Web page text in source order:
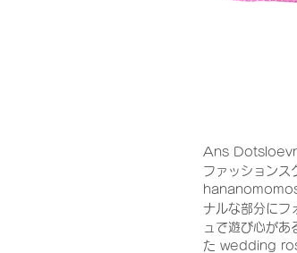
Ans
ファッションス
ナルな部分にフ
ュで遊び心があ
た wedding